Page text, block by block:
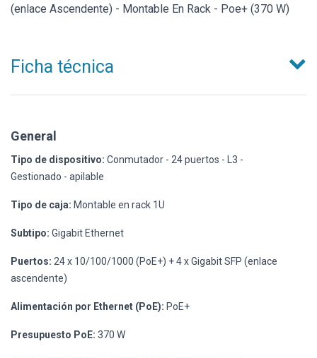
(enlace Ascendente) - Montable En Rack - Poe+ (370 W)
Ficha técnica
General
Tipo de dispositivo: Conmutador - 24 puertos - L3 -
Gestionado - apilable
Tipo de caja: Montable en rack 1U
Subtipo: Gigabit Ethernet
Puertos: 24 x 10/100/1000 (PoE+) + 4 x Gigabit SFP (enlace
ascendente)
Alimentación por Ethernet (PoE): PoE+
Presupuesto PoE: 370 W